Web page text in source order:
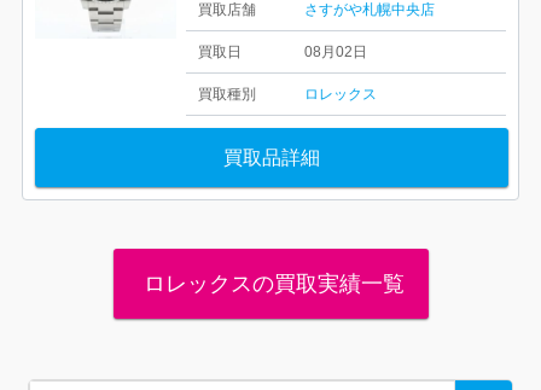
買取店舗 さすがや札幌中央店
買取日 08月02日
買取種別 ロレックス
買取品詳細
ロレックスの買取実績一覧